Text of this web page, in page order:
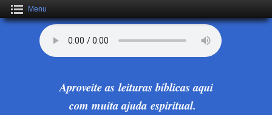
Menu
Aproveite as leituras bíblicas aqui
com muita ajuda espiritual.